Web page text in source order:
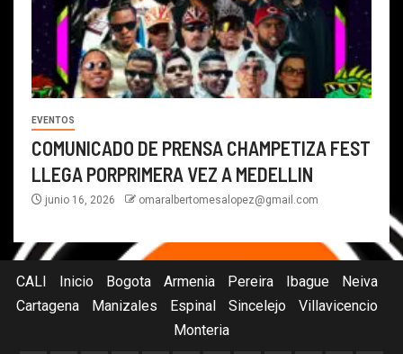
EVENTOS
COMUNICADO DE PRENSA CHAMPETIZA FEST
LLEGA PORPRIMERA VEZ A MEDELLIN
junio 16, 2026 omaralbertomesalopez@gmail.com
CALI Inicio Bogota Armenia Pereira Ibague
Neiva
Cartagena
Manizales Espinal Sincelejo
Villavicencio
Monteria